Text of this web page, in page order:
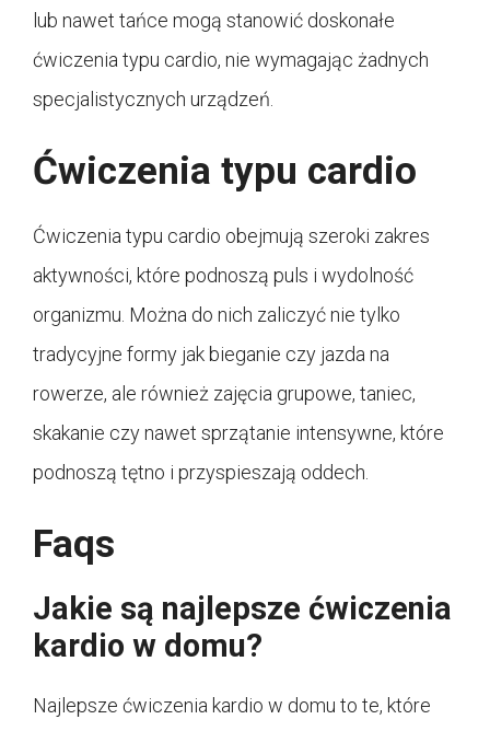
lub nawet tańce mogą stanowić doskonałe
ćwiczenia typu cardio, nie wymagając żadnych
specjalistycznych urządzeń.
Ćwiczenia typu cardio
Ćwiczenia typu cardio obejmują szeroki zakres
aktywności, które podnoszą puls i wydolność
organizmu. Można do nich zaliczyć nie tylko
tradycyjne formy jak bieganie czy jazda na
rowerze, ale również zajęcia grupowe, taniec,
skakanie czy nawet sprzątanie intensywne, które
podnoszą tętno i przyspieszają oddech.
Faqs
Jakie są najlepsze ćwiczenia
kardio w domu?
Najlepsze ćwiczenia kardio w domu to te, które